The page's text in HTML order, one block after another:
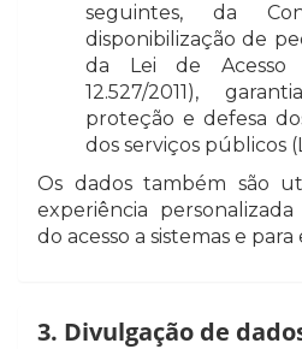
seguintes, da
disponibilização de
da Lei de Acesso
12.527/2011),
proteção e defesa
dos serviços públicos
Os dados também são
experiência
do acesso a sistemas e
3. Divulgação de